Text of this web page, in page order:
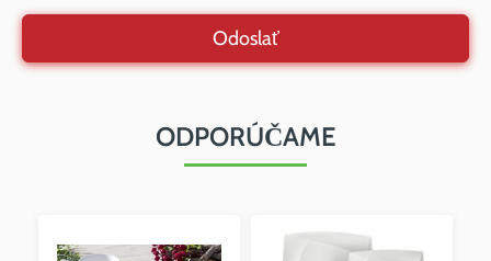
Odoslať
ODPORÚČAME